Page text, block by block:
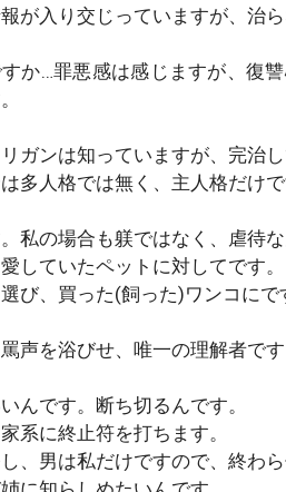
が入り交じっていますが、治
か…罪悪感は感じますが、復
ガンは知っていますが、完治
多人格では無く、主人格だけで
私の場合も躾ではなく、虐待な
していたペットに対してです。
び、買った(飼った)ワンコにで
声を浴びせ、唯一の理解者で
んです。断ち切るんです。
系に終止符を打ちます。
、男は私だけですので、終わら